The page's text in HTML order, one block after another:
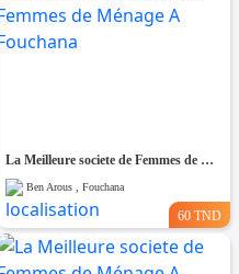
La Meilleure societe de Femmes de Ménage A Fouchana
Ben Arous , Fouchana
60 TND